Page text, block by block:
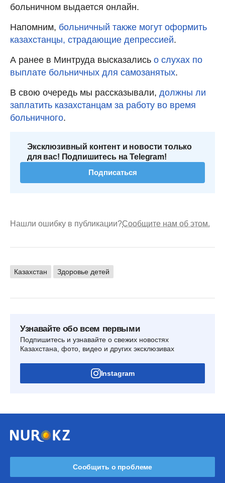
больничном выдается онлайн.
Напомним, больничный также могут оформить
казахстанцы, страдающие депрессией.
А ранее в Минтруда высказались о слухах по
выплате больничных для самозанятых.
В свою очередь мы рассказывали, должны ли
заплатить казахстанцам за работу во время
больничного.
Эксклюзивный контент и новости только
для вас! Подпишитесь на Telegram!
Подписаться
Нашли ошибку в публикации?Сообщите нам об этом.
Казахстан Здоровье детей
Узнавайте обо всем первыми
Подпишитесь и узнавайте о свежих новостях
Казахстана, фото, видео и других эксклюзивах
Instagram
Сообщить о проблеме